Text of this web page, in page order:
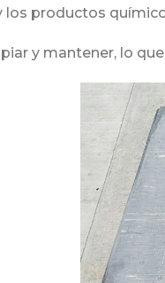
los productos
y mantener, lo